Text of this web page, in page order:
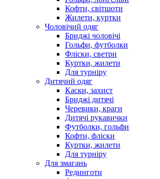
Кофти, світшоти
Жилети, куртки
Чоловічий одяг
Бриджі чоловічі
Гольфи, футболки
Фліски, светри
Куртки, жилети
Для турніру
Дитячий одяг
Каски, захист
Бриджі дитячі
Черевики, краги
Дитячі рукавички
Футболки, гольфи
Кофти, фліски
Куртки, жилети
Для турніру
Для змагань
Рединготи